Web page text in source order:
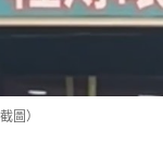
圖）